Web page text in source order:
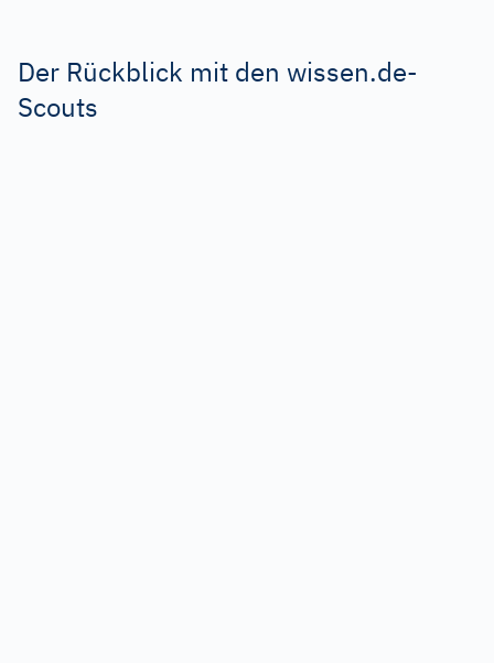
Der Rückblick mit den wissen.de-
Scouts